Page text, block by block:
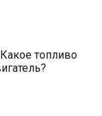
топливо